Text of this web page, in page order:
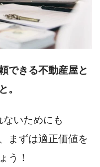
できる不動産屋と
。
いためにも
まずは適正価値を
う！